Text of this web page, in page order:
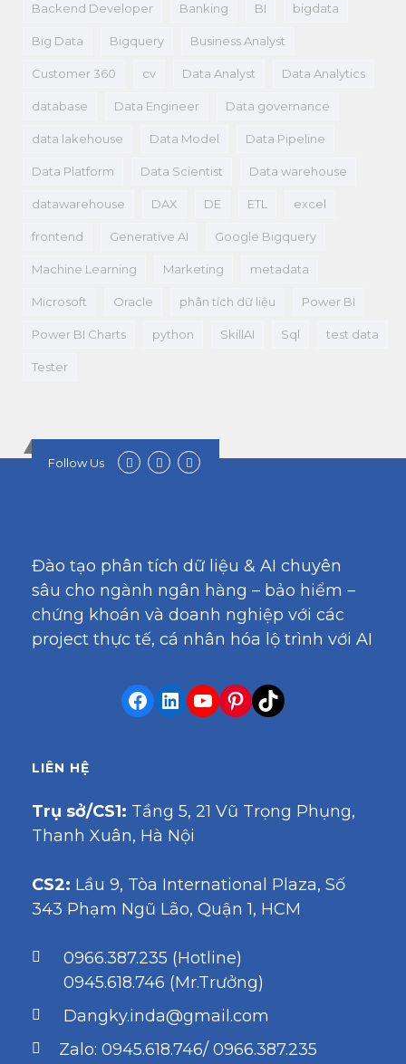
Backend Developer Banking BI bigdata
Big Data Bigquery Business Analyst
Customer 360 cv Data Analyst Data Analytics
database Data Engineer Data governance
data lakehouse Data Model Data Pipeline
Data Platform Data Scientist Data warehouse
datawarehouse DAX DE ETL excel
frontend Generative AI Google Bigquery
Machine Learning Marketing metadata
Microsoft Oracle phân tích dữ liệu Power BI
Power BI Charts python SkillAI Sql test data
Tester
Follow Us
Đào tạo phân tích dữ liệu & AI chuyên
sâu cho ngành ngân hàng – bảo hiểm –
chứng khoán và doanh nghiệp với các
project thực tế, cá nhân hóa lộ trình với AI
LIÊN HỆ
Trụ sở/CS1: Tầng 5, 21 Vũ Trọng Phụng,
Thanh Xuân, Hà Nội
CS2: Lầu 9, Tòa International Plaza, Số
343 Phạm Ngũ Lão, Quận 1, HCM
0966.387.235 (Hotline)
0945.618.746 (Mr.Trưởng)
Dangky.inda@gmail.com
Zalo: 0945.618.746/ 0966.387.235